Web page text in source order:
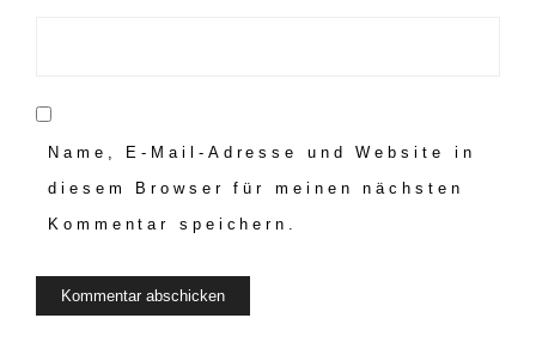
Name, E-Mail-Adresse und Website in
diesem Browser für meinen nächsten
Kommentar speichern.